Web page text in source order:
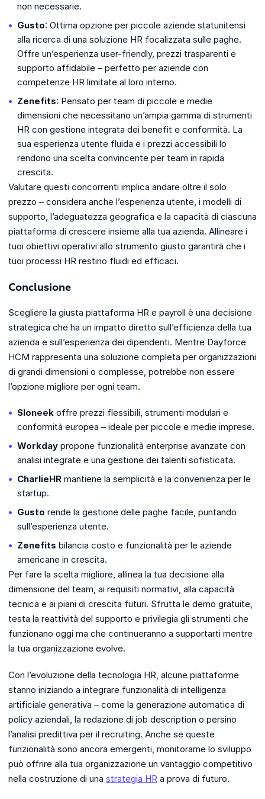
non necessarie.
Gusto: Ottima opzione per piccole aziende statunitensi
alla ricerca di una soluzione HR focalizzata sulle paghe.
Offre un’esperienza user-friendly, prezzi trasparenti e
supporto affidabile – perfetto per aziende con
competenze HR limitate al loro interno.
Zenefits: Pensato per team di piccole e medie
dimensioni che necessitano un’ampia gamma di strumenti
HR con gestione integrata dei benefit e conformità. La
sua esperienza utente fluida e i prezzi accessibili lo
rendono una scelta convincente per team in rapida
crescita.
Valutare questi concorrenti implica andare oltre il solo
prezzo – considera anche l’esperienza utente, i modelli di
supporto, l’adeguatezza geografica e la capacità di ciascuna
piattaforma di crescere insieme alla tua azienda. Allineare i
tuoi obiettivi operativi allo strumento giusto garantirà che i
tuoi processi HR restino fluidi ed efficaci.
Conclusione
Scegliere la giusta piattaforma HR e payroll è una decisione
strategica che ha un impatto diretto sull’efficienza della tua
azienda e sull’esperienza dei dipendenti. Mentre Dayforce
HCM rappresenta una soluzione completa per organizzazioni
di grandi dimensioni o complesse, potrebbe non essere
l’opzione migliore per ogni team.
Sloneek offre prezzi flessibili, strumenti modulari e
conformità europea – ideale per piccole e medie imprese.
Workday propone funzionalità enterprise avanzate con
analisi integrate e una gestione dei talenti sofisticata.
CharlieHR mantiene la semplicità e la convenienza per le
startup.
Gusto rende la gestione delle paghe facile, puntando
sull’esperienza utente.
Zenefits bilancia costo e funzionalità per le aziende
americane in crescita.
Per fare la scelta migliore, allinea la tua decisione alla
dimensione del team, ai requisiti normativi, alla capacità
tecnica e ai piani di crescita futuri. Sfrutta le demo gratuite,
testa la reattività del supporto e privilegia gli strumenti che
funzionano oggi ma che continueranno a supportarti mentre
la tua organizzazione evolve.
Con l’evoluzione della tecnologia HR, alcune piattaforme
stanno iniziando a integrare funzionalità di intelligenza
artificiale generativa – come la generazione automatica di
policy aziendali, la redazione di job description o persino
l’analisi predittiva per il recruiting. Anche se queste
funzionalità sono ancora emergenti, monitorarne lo sviluppo
può offrire alla tua organizzazione un vantaggio competitivo
nella costruzione di una strategia HR a prova di futuro.